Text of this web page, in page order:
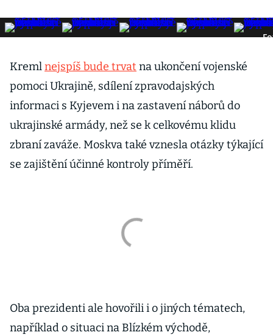
Kremlnejspíš bude trvat na ukončení vojenské
pomoci Ukrajině, sdílení zpravodajských
informaci s Kyjevem i na zastavení náborů do
ukrajinské armády, než se k celkovému klidu
zbraní zaváže. Moskva také vznesla otázky týkající
se zajištění účinné kontroly příměří.
Oba prezidenti ale hovořili i o jiných tématech,
například o situaci na Blízkém východě,